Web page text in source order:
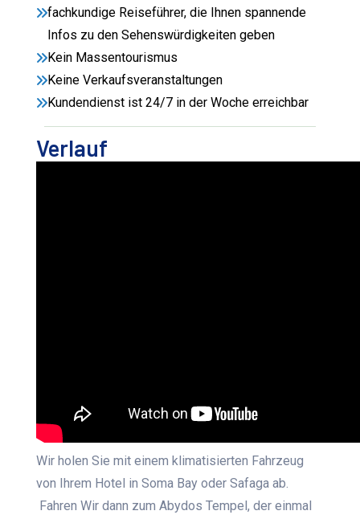
fachkundige Reiseführer, die Ihnen spannende
Infos zu den Sehenswürdigkeiten geben
Kein Massentourismus
Keine Verkaufsveranstaltungen
Kundendienst ist 24/7 in der Woche erreichbar
Verlauf
Wir holen Sie mit einem klimatisierten Fahrzeug
von Ihrem Hotel in Soma Bay oder Safaga ab.
Fahren Wir dann zum Abydos Tempel, der einmal